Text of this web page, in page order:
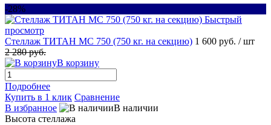
-28%
Быстрый
просмотр
Стеллаж ТИТАН МС 750 (750 кг. на секцию) 1 600 руб. / шт
2 280 руб.
В корзину
Подробнее
Купить в 1 клик Сравнение
В избранное
В наличии
Высота стеллажа